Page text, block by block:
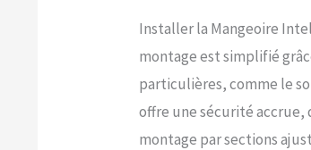
Installer la Mangeoire
montage est simplifié
particulières, comme le
offre une sécurité
montage par sections